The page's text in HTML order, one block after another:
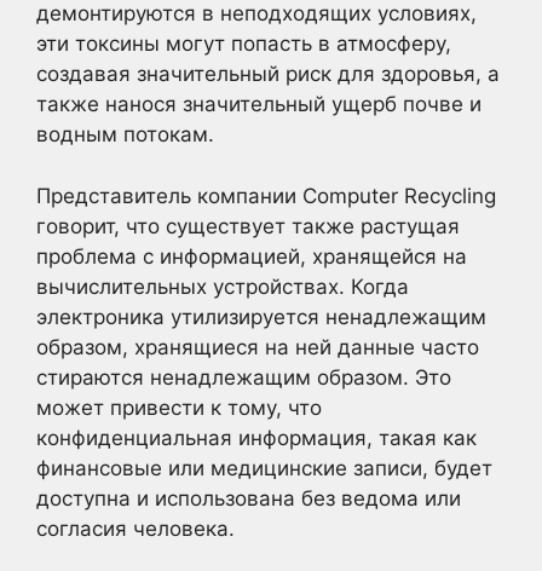
демонтируются в неподходящих условиях,
эти токсины могут попасть в атмосферу,
создавая значительный риск для здоровья, а
также нанося значительный ущерб почве и
водным потокам.
Представитель компании Computer Recycling
говорит, что существует также растущая
проблема с информацией, хранящейся на
вычислительных устройствах. Когда
электроника утилизируется ненадлежащим
образом, хранящиеся на ней данные часто
стираются ненадлежащим образом. Это
может привести к тому, что
конфиденциальная информация, такая как
финансовые или медицинские записи, будет
доступна и использована без ведома или
согласия человека.